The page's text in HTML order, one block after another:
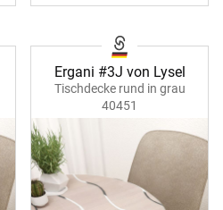
Ergani #3J von Lysel
Tischdecke rund in grau
40451